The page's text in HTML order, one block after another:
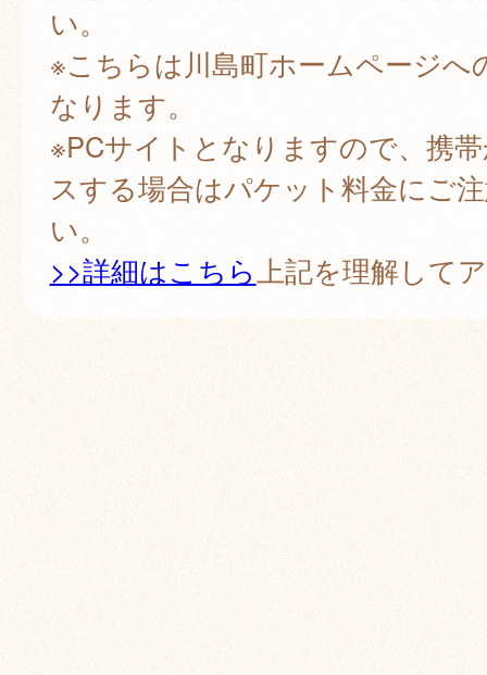
い。
※こちらは川島町ホームページへ
なります。
※PCサイトとなりますので、携
スする場合はパケット料金にご
い。
>>詳細はこちら上記を理解して